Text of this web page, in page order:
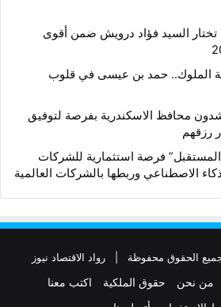
السيد فؤاد درويش ضمن أقوى
الملوك.. حمد بن عيسى في قلوب
يناشدون محافظ الاسكندرية بفرصة لتوفيق
رزقهم
فرصة استثمارية للشركات
الاصطناعي وربطها بالشركات العالمية
رواد الاقتصاد نيوز
من نحن حقوق الملكية
اكتب معنا